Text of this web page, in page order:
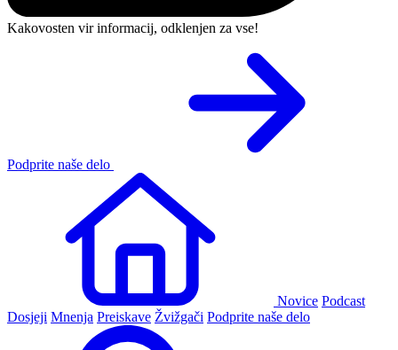
Kakovosten vir informacij, odklenjen za vse!
Podprite naše delo
Novice Podcast
Dosjeji Mnenja Preiskave Žvižgači Podprite naše delo